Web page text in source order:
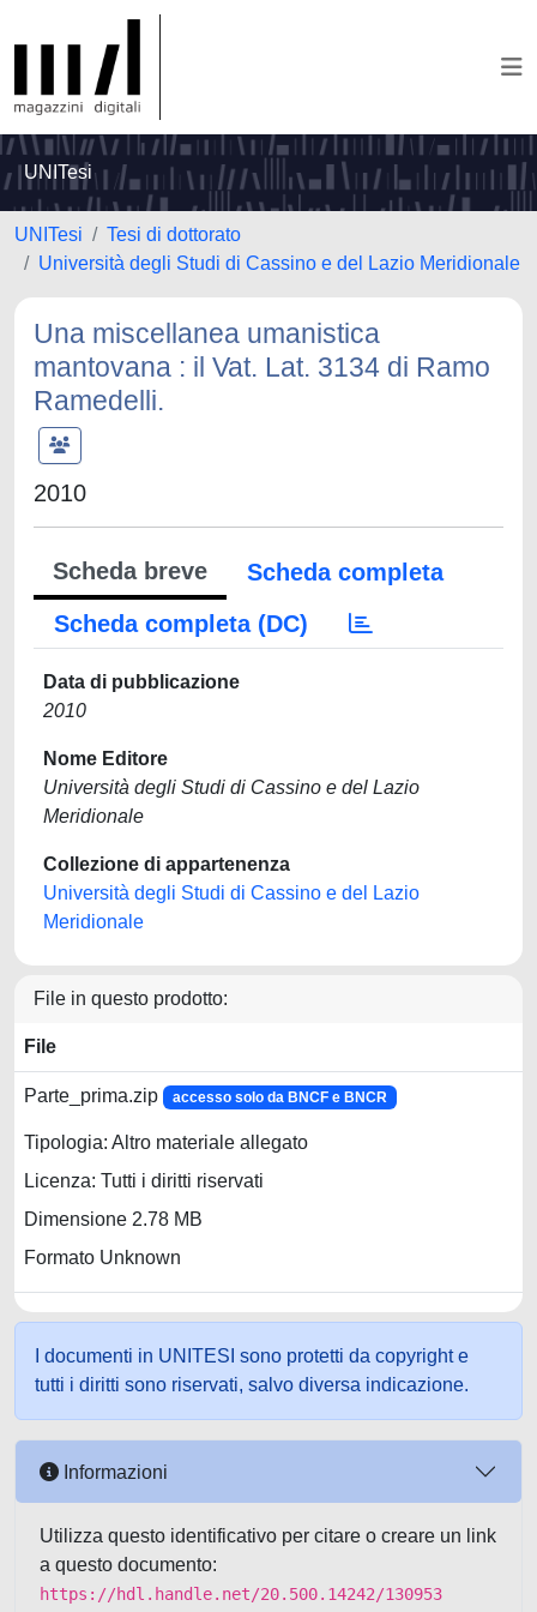
UNITesi
UNITesi
Tesi di dottorato
Università degli Studi di Cassino e del Lazio Meridionale
Una miscellanea umanistica
mantovana : il Vat. Lat. 3134 di Ramo
Ramedelli.
2010
Scheda breve
Scheda completa
Scheda completa (DC)
Data di pubblicazione
2010
Nome Editore
Università degli Studi di Cassino e del Lazio
Meridionale
Collezione di appartenenza
Università degli Studi di Cassino e del Lazio
Meridionale
File in questo prodotto:
File
Parte_prima.zip accesso solo da BNCF e BNCR
Tipologia: Altro materiale allegato
Licenza: Tutti i diritti riservati
Dimensione 2.78 MB
Formato Unknown
I documenti in UNITESI sono protetti da copyright e
tutti i diritti sono riservati, salvo diversa indicazione.
Informazioni
Utilizza questo identificativo per citare o creare un link
a questo documento:
https://hdl.handle.net/20.500.14242/130953